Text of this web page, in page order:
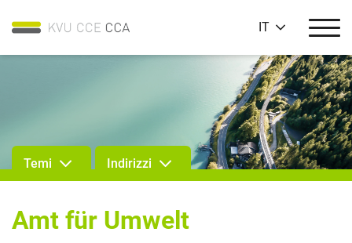
IT
Temi Indirizzi
Amt für Umwelt